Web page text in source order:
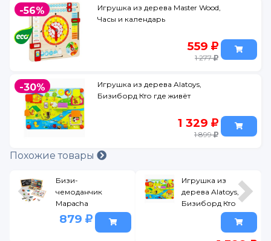
-56%
Игрушка из дерева Master Wood,
Часы и календарь
559
1 277
-30%
Игрушка из дерева Alatoys,
Бизиборд Кто где живёт
1 329
1 899
Похожие товары
Бизи-
чемоданчик
Mapacha
Транспорт:
доска для
879
Игрушка из
дерева Alatoys,
Бизиборд Кто